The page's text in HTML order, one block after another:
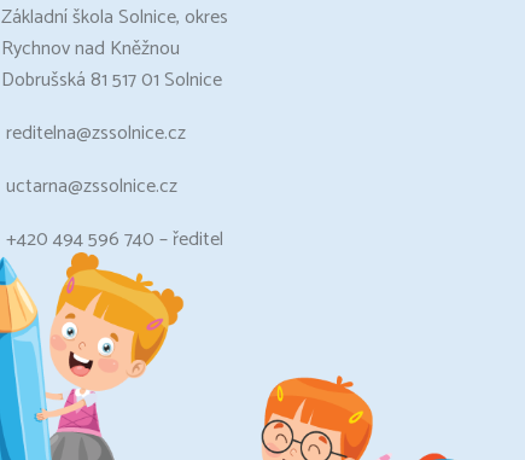
Základní škola Solnice, okres
Rychnov nad Kněžnou
Dobrušská 81 517 01 Solnice
reditelna@zssolnice.cz
uctarna@zssolnice.cz
+420 494 596 740 – ředitel